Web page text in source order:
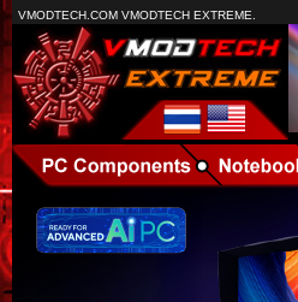
VMODTECH.COM VMODTECH EXTREME.